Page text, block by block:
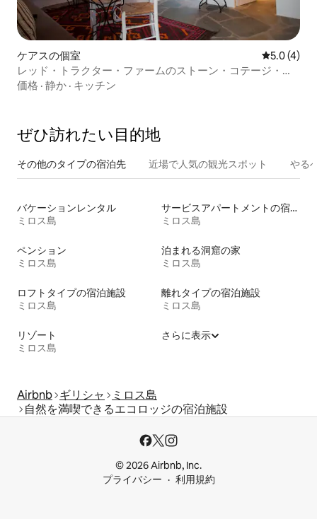
ケアスの個室 レビュー4
5.0 (4)
レッド・トラクター・ファームのストーン・コテージ・ス
タジオ
価格 · 静か · キッチン
ぜひ訪⁠れ⁠た⁠い目⁠的⁠地
その他のタ⁠イ⁠プ⁠の宿⁠泊⁠先 近場で人気の観光スポット やる
バケーションレンタル
ミロス島
サービスアパートメントの宿泊施設
ミロス島
ペンション
ミロス島
泊まれる洞窟の家
ミロス島
ロフトタイプの宿泊施設
ミロス島
離れタイプの宿泊施設
ミロス島
リゾート
ミロス島
さらに表示
Airbnb ギリシャ
ミロス島
自然を満喫できるエコロッジの宿泊施設
© 2026 Airbnb, Inc.
プライバシー
利用規約